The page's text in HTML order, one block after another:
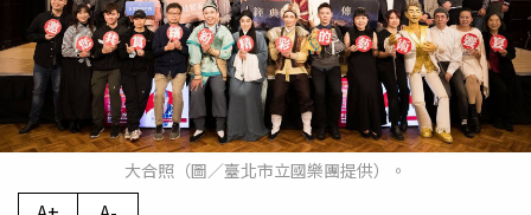
大合照（圖／臺北市立國樂團提供）。